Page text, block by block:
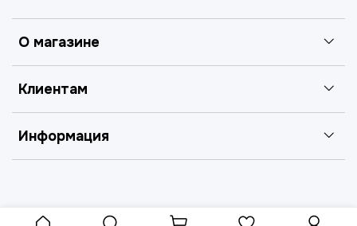
О магазине
Клиентам
Информация